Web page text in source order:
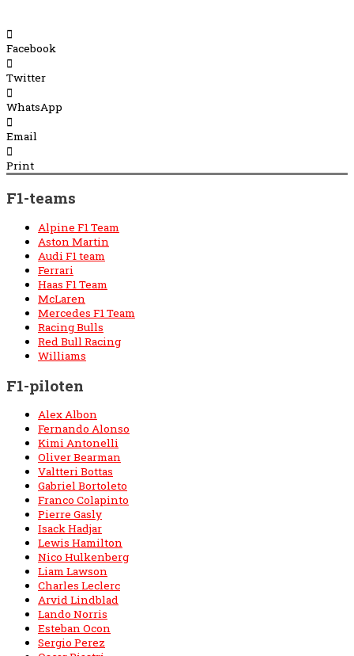
Facebook
Twitter
WhatsApp
Email
Print
F1-teams
Alpine F1 Team
Aston Martin
Audi F1 team
Ferrari
Haas F1 Team
McLaren
Mercedes F1 Team
Racing Bulls
Red Bull Racing
Williams
F1-piloten
Alex Albon
Fernando Alonso
Kimi Antonelli
Oliver Bearman
Valtteri Bottas
Gabriel Bortoleto
Franco Colapinto
Pierre Gasly
Isack Hadjar
Lewis Hamilton
Nico Hulkenberg
Liam Lawson
Charles Leclerc
Arvid Lindblad
Lando Norris
Esteban Ocon
Sergio Perez